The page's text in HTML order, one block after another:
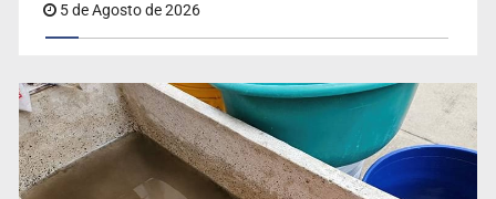
Buscan reformar Ley de Salud en Jalisco para emitir
alertas sanitarias por mala calidad del agua
5 de Agosto de 2026